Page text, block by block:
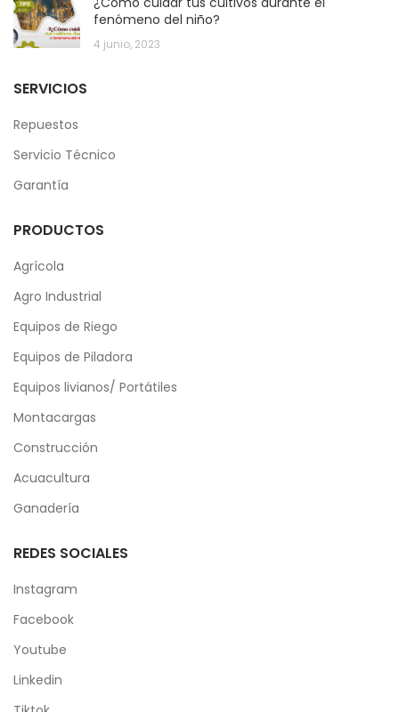
fenómeno del niño?
4 junio, 2023
SERVICIOS
Repuestos
Servicio Técnico
Garantía
PRODUCTOS
Agrícola
Agro Industrial
Equipos de Riego
Equipos de Piladora
Equipos livianos/ Portátiles
Montacargas
Construcción
Acuacultura
Ganadería
REDES SOCIALES
Instagram
Facebook
Youtube
Linkedin